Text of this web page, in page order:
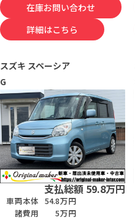
在庫お問い合わせ
詳細はこちら
スズキ スペーシア
G
支払総額 59.8万円
車両本体 54.8万円
諸費用
5万円